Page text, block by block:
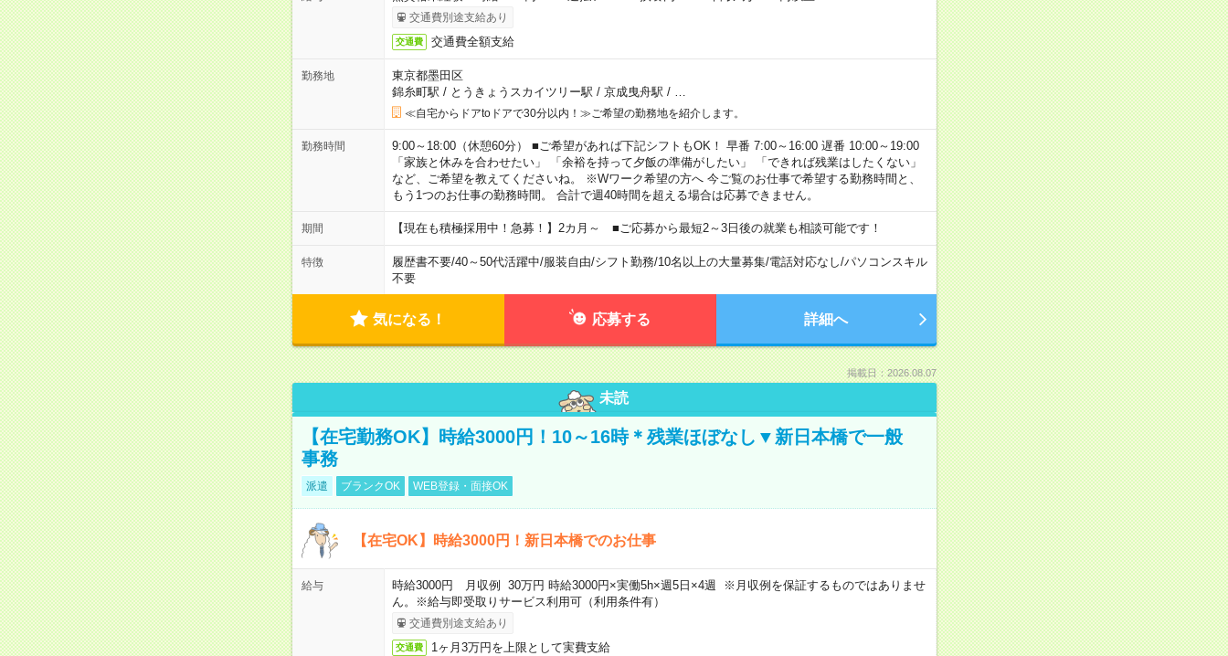
交通費別途支給あり
交通費 交通費全額支給
勤務地
東京都墨田区
錦糸町駅 / とうきょうスカイツリー駅 / 京成曳舟駅 /
≪自宅からドアtoドアで30分以内！≫ご希望の勤務地を紹介します。
勤務時間
9:00～18:00（休憩60分） ■ご希望があれば下記シフトもOK！ 早番 7:00～16:00 遅番 10:00～19:00
「家族と休みを合わせたい」 「余裕を持って夕飯の準備がしたい」 「できれば残業はしたくない」
など、ご希望を教えてくださいね。 ※Wワーク希望の方へ 今ご覧のお仕事で希望する勤務時間と、
もう1つのお仕事の勤務時間。 合計で週40時間を超える場合は応募できません。
期間 【現在も積極採用中！急募！】2カ月～ ■ご応募から最短2～3日後の就業も相談可能です！
特徴 履歴書不要/40～50代活躍中/服装自由/シフト勤務/10名以上の大量募集/電話対応なし/パソコンスキル
不要
気になる！ 応募する 詳細へ
掲載日：2026.08.07
未読
【在宅勤務OK】時給3000円！10～16時＊残業ほぼなし▼新日本橋で一般
事務
派遣 ブランクOK WEB登録・面接OK
【在宅OK】時給3000円！新日本橋でのお仕事
給与
時給3000円 月収例 30万円 時給3000円×実働5h×週5日×4週 ※月収例を保証するものではありませ
ん。※給与即受取りサービス利用可（利用条件有）
交通費別途支給あり
交通費 1ヶ月3万円を上限として実費支給